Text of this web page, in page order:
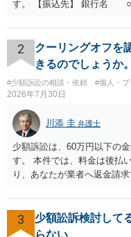
す。 【振込先】 銀行名
されない場合には、貴殿に
し、やむを得ず、返還金23
を求める民事訴訟、支払督
す。 その際には、訴訟に要
いても併せて請求する予定
は、貴殿自らが契約を解約
求めるものにすぎません。
の内部事情は、私に対する
及ぼすものではありません
せることなく、誠意をもっ
く求めます。 以上
2
クーリングオフを
きるのでしょうか。
#少額訴訟の相談・依頼 #個人・プ
2026年7月30日
川添 圭 弁護士
少額訴訟は、60万円以下の
す。 本件では、料金は後払
り、あなたが業者へ返金請
在確認請求訴訟を提起する
業者へ（原契約のクーリン
の通知書を送り、もし訴訟
3
少額訟訴検討して
らない